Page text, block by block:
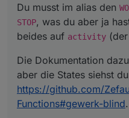
Du musst im alias den
STOP, was du aber ja
beides auf activity
Die Dokumentation
aber die States siehst
https://github.com/
Functions#gewerk-blind.